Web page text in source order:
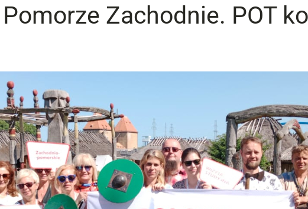
Zachodnie. POT